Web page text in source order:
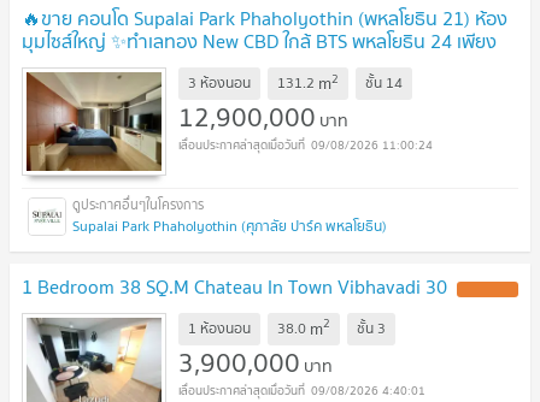
🔥ขาย คอนโด Supalai Park Phaholyothin (พหลโยธิน 21) ห้อง
มุมไซส์ใหญ่ ✨ทำเลทอง New CBD ใกล้ BTS พหลโยธิน 24 เพียง
200 เมตร UPDATE !
3 ห้องนอน 131.2 m2 ชั้น 14
12,900,000 บาท
09/08/2026 11:00:24
Supalai Park Phaholyothin (ศุภาลัย ปาร์ค พหลโยธิน)
1 Bedroom 38 SQ.M Chateau In Town Vibhavadi 30
1 ห้องนอน 38.0 m2 ชั้น 3
3,900,000 บาท
09/08/2026 4:40:01